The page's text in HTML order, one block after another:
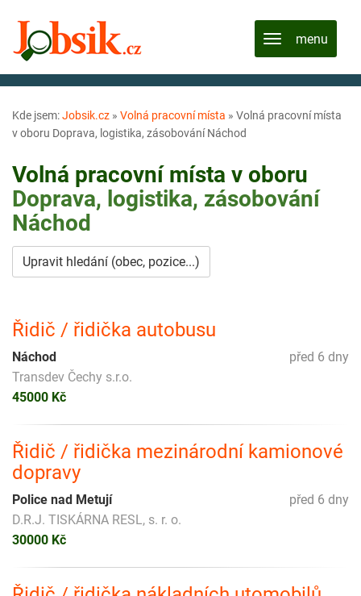
Kde jsem:Jobsik.cz » Volná pracovní místa » Volná pracovní místa
v oboru Doprava, logistika, zásobování Náchod
Volná pracovní místa v oboru
Doprava, logistika, zásobování
Náchod
Upravit hledání (obec, pozice...)
Řidič / řidička autobusu
před 6 dny
Náchod
Transdev Čechy s.r.o.
45000 Kč
Řidič / řidička mezinárodní kamionové
dopravy
před 6 dny
Police nad Metují
D.R.J. TISKÁRNA RESL, s. r. o.
30000 Kč